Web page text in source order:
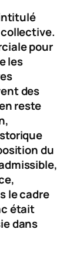
collective.
pour
les
des
reste
du
le cadre
était
dans